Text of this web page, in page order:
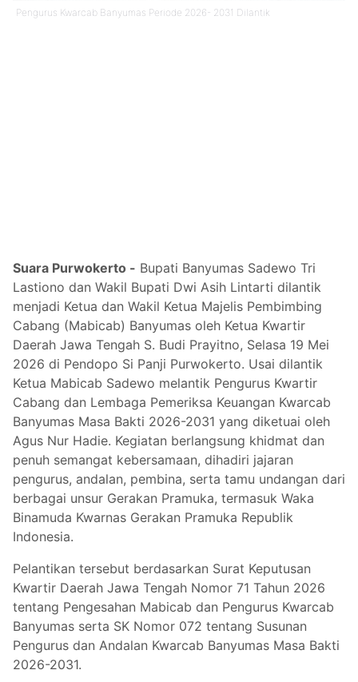
Pengurus Kwarcab Banyumas Periode 2026- 2031 Dilantik
Suara Purwokerto - Bupati Banyumas Sadewo Tri
Lastiono dan Wakil Bupati Dwi Asih Lintarti dilantik
menjadi Ketua dan Wakil Ketua Majelis Pembimbing
Cabang (Mabicab) Banyumas oleh Ketua Kwartir
Daerah Jawa Tengah S. Budi Prayitno, Selasa 19 Mei
2026 di Pendopo Si Panji Purwokerto. Usai dilantik
Ketua Mabicab Sadewo melantik Pengurus Kwartir
Cabang dan Lembaga Pemeriksa Keuangan Kwarcab
Banyumas Masa Bakti 2026-2031 yang diketuai oleh
Agus Nur Hadie. Kegiatan berlangsung khidmat dan
penuh semangat kebersamaan, dihadiri jajaran
pengurus, andalan, pembina, serta tamu undangan dari
berbagai unsur Gerakan Pramuka, termasuk Waka
Binamuda Kwarnas Gerakan Pramuka Republik
Indonesia.
Pelantikan tersebut berdasarkan Surat Keputusan
Kwartir Daerah Jawa Tengah Nomor 71 Tahun 2026
tentang Pengesahan Mabicab dan Pengurus Kwarcab
Banyumas serta SK Nomor 072 tentang Susunan
Pengurus dan Andalan Kwarcab Banyumas Masa Bakti
2026-2031.